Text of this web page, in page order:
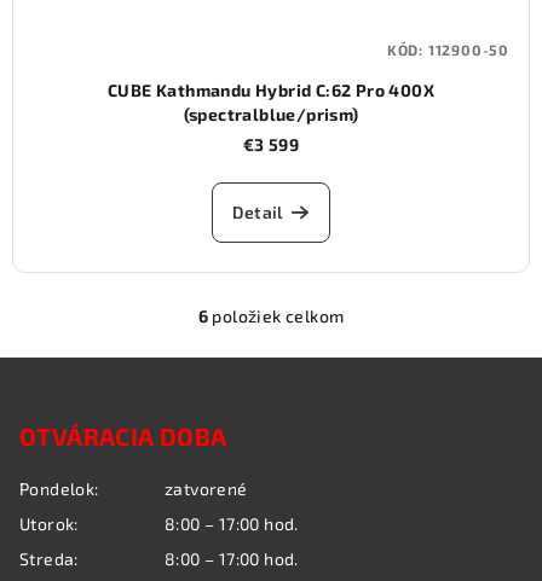
CUBE Kathmandu Hybrid C:62 Pro 400X
(spectralblue/prism)
€3 599
Detail
KÓD: 112900-50
O
v
i
e
6 položiek celkom
OTVÁRACIA DOBA
Pondelok:
zatvorené
Utorok:
8:00 – 17:00 hod.
Streda:
8:00 – 17:00 hod.